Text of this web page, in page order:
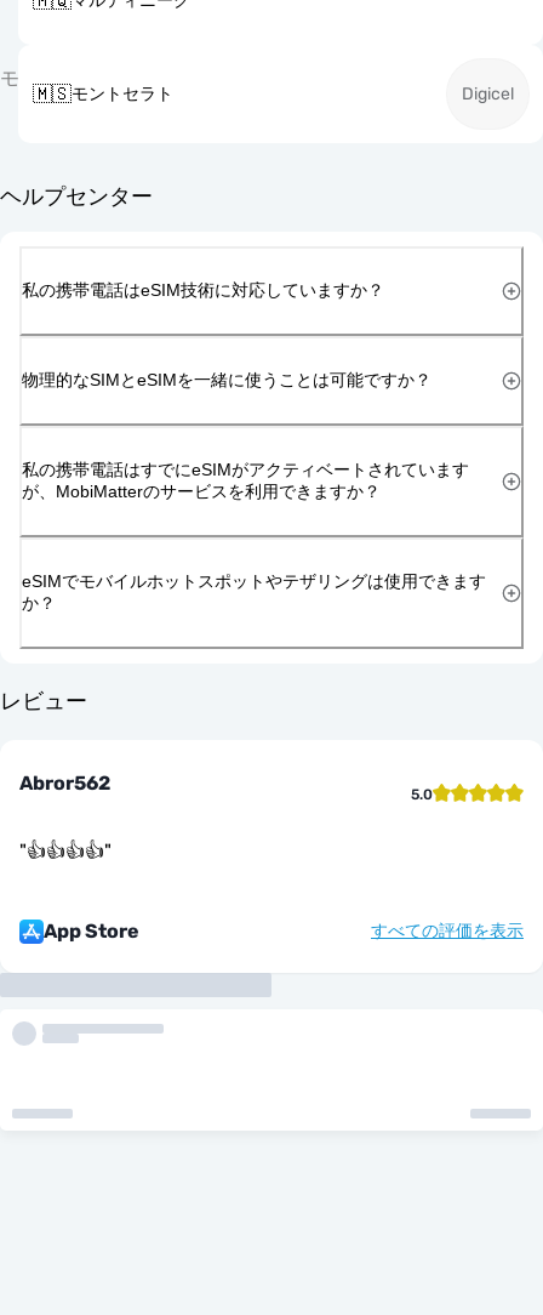
モ
🇲🇸モントセラト Digicel
ヘルプセンター
私の携帯電話はeSIM技術に対応していますか？
物理的なSIMとeSIMを一緒に使うことは可能ですか？
私の携帯電話はすでにeSIMがアクティベートされています
が、MobiMatterのサービスを利用できますか？
eSIMでモバイルホットスポットやテザリングは使用できます
か？
レビュー
Abror562 5.0
"👍👍👍👍"
App Store すべての評価を表示